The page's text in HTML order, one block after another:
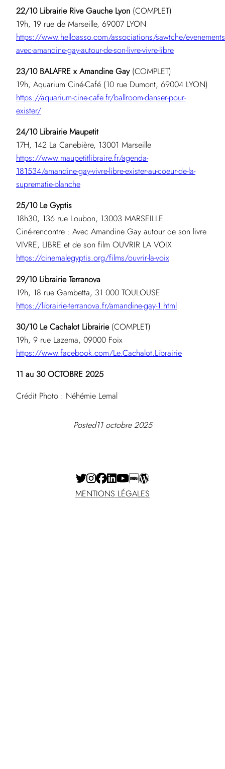
22/10 Librairie Rive Gauche Lyon (COMPLET)
19h, 19 rue de Marseille, 69007 LYON
https://www.helloasso.com/associations/sawtche/
avec-amandine-gay-autour-de-son-livre-vivre-libre
23/10 BALAFRE x Amandine Gay(COMPLET)
19h, Aquarium Ciné-Café (10 rue Dumont, 69004 LYON)
https://aquarium-cine-cafe.fr/ballroom-danser-pour-
exister/
24/10 Librairie Maupetit
17H, 142 La Canebière, 13001 Marseille
https://www.maupetitlibraire.fr/agenda-
181534/amandine-gay-vivre-libre-exister-au-coeur-de-la-
suprematie-blanche
25/10 Le Gyptis
18h30, 136 rue Loubon, 13003 MARSEILLE
Ciné-rencontre : Avec Amandine Gay autour de son livre
VIVRE, LIBRE et de son film OUVRIR LA VOIX
https://cinemalegyptis.org/films/ouvrir-la-voix
29/10 Librairie Terranova
19h, 18 rue Gambetta, 31 000 TOULOUSE
https://librairie-terranova.fr/amandine-gay-1.html
30/10 Le Cachalot Librairie(COMPLET)
19h, 9 rue Lazema, 09000 Foix
https://www.facebook.com/Le.Cachalot.Librairie
11 au 30 OCTOBRE 2025
Crédit Photo : Néhémie Lemal
Posted11 octobre 2025
MENTIONS LÉGALES